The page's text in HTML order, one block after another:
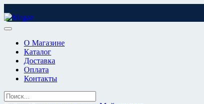
Перейти
к
О Магазине
Каталог
Доставка
Оплата
Контакты